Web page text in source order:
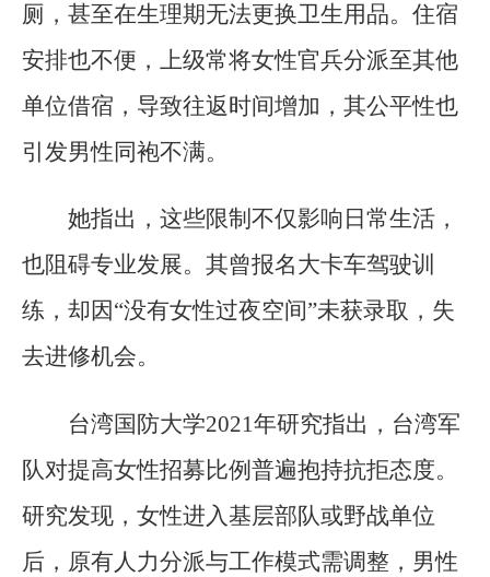
厕，甚至在生理期无法更换卫生用品。住宿
安排也不便，上级常将女性官兵分派至其他
单位借宿，导致往返时间增加，其公平性也
引发男性同袍不满。
她指出，这些限制不仅影响日常生活，
也阻碍专业发展。其曾报名大卡车驾驶训
练，却因“没有女性过夜空间”未获录取，失
去进修机会。
台湾国防大学2021年研究指出，台湾军
队对提高女性招募比例普遍抱持抗拒态度。
研究发现，女性进入基层部队或野战单位
后，原有人力分派与工作模式需调整，男性